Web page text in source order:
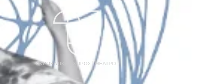
ΑΚΡΟΒΑΤΙΚΑ | ΧΟΡΟΣ | ΘΕΑΤΡΟ